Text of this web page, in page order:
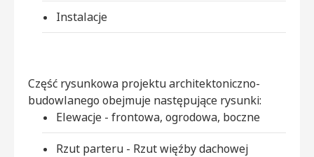
Instalacje
Część rysunkowa projektu architektoniczno-
budowlanego obejmuje następujące rysunki:
Elewacje - frontowa, ogrodowa, boczne
Rzut parteru - Rzut więźby dachowej